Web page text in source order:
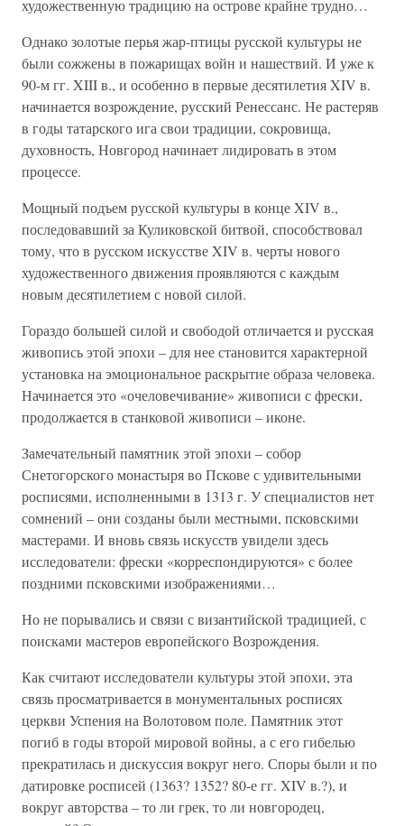
художественную традицию на острове крайне трудно…
Однако золотые перья жар-птицы русской культуры не
были сожжены в пожарищах войн и нашествий. И уже к
90-м гг. XIII в., и особенно в первые десятилетия XIV в.
начинается возрождение, русский Ренессанс. Не растеряв
в годы татарского ига свои традиции, сокровища,
духовность, Новгород начинает лидировать в этом
процессе.
Мощный подъем русской культуры в конце XIV в.,
последовавший за Куликовской битвой, способствовал
тому, что в русском искусстве XIV в. черты нового
художественного движения проявляются с каждым
новым десятилетием с новой силой.
Гораздо большей силой и свободой отличается и русская
живопись этой эпохи – для нее становится характерной
установка на эмоциональное раскрытие образа человека.
Начинается это «очеловечивание» живописи с фрески,
продолжается в станковой живописи – иконе.
Замечательный памятник этой эпохи – собор
Снетогорского монастыря во Пскове с удивительными
росписями, исполненными в 1313 г. У специалистов нет
сомнений – они созданы были местными, псковскими
мастерами. И вновь связь искусств увидели здесь
исследователи: фрески «корреспондируются» с более
поздними псковскими изображениями…
Но не порывались и связи с византийской традицией, с
поисками мастеров европейского Возрождения.
Как считают исследователи культуры этой эпохи, эта
связь просматривается в монументальных росписях
церкви Успения на Волотовом поле. Памятник этот
погиб в годы второй мировой войны, а с его гибелью
прекратилась и дискуссия вокруг него. Споры были и по
датировке росписей (1363? 1352? 80-е гг. XIV в.?), и
вокруг авторства – то ли грек, то ли новгородец,